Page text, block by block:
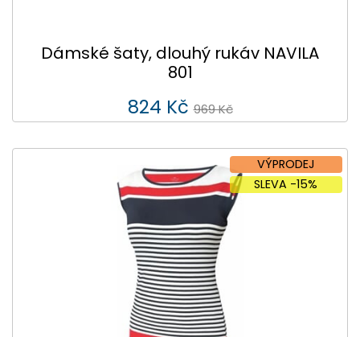
Dámské šaty, dlouhý rukáv NAVILA
801
824 Kč 969 Kč
VÝPRODEJ
SLEVA -15%